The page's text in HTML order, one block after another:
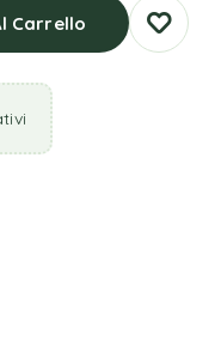
Carrello